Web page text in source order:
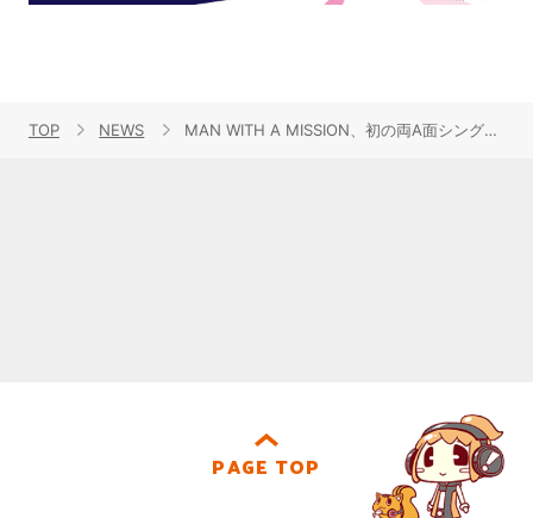
TOP NEWS MAN WITH A MISSION、初の両A面シングルの発売を記念して2DAYSスペシャルミッション敢行！！
PAGE TOP